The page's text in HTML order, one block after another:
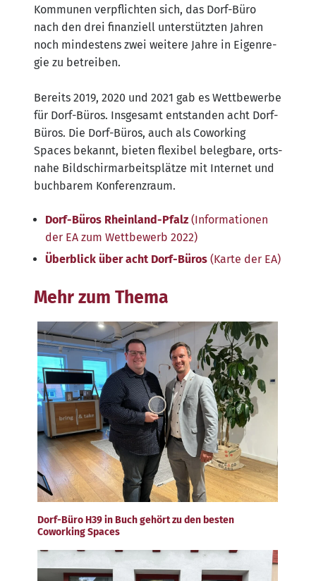
Kom­mu­nen ver­pflich­ten sich, das Dorf-Büro
nach den drei finan­zi­ell unter­stütz­ten Jah­ren
noch min­des­tens zwei wei­te­re Jah­re in Eigen­re­
gie zu betrei­ben.
Bereits 2019, 2020 und 2021 gab es Wett­be­wer­be
für Dorf-Büros. Ins­ge­samt ent­stan­den acht Dorf-
Büros. Die Dorf-Büros, auch als Cowor­king
Spaces bekannt, bie­ten fle­xi­bel beleg­ba­re, orts­
na­he Bild­schirm­ar­beits­plät­ze mit Inter­net und
buch­ba­rem Konferenzraum.
Dorf-Büros Rhein­land-Pfalz (Infor­ma­tio­nen
der EA zum Wett­be­werb 2022)
Über­blick über acht Dorf-Büros (Kar­te der EA)
Mehr zum Thema
Dorf-Büro H39 in Buch gehört zu den besten
Coworking Spaces